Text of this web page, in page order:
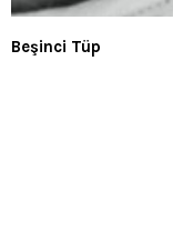
Beşinci Tüp